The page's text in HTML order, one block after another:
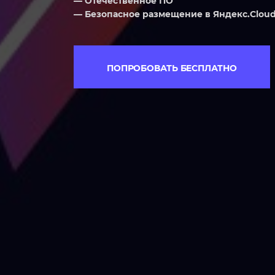
Мобильный ассистент
продавца-
— Безопасное размещение в
ПОПРОБОВАТЬ БЕСПЛАТНО